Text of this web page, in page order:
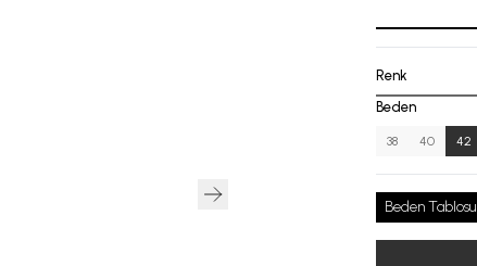
Renk
Beden
38 40 42
Beden Tablosu